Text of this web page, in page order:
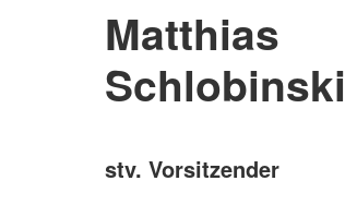
Matthias
Schlobinski
stv. Vorsitzender